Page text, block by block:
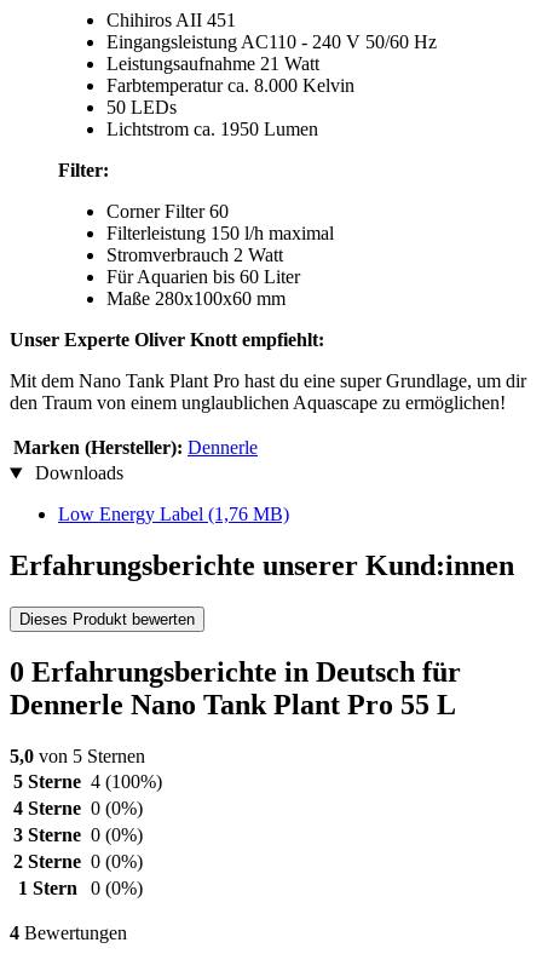
Chihiros AII 451
Eingangsleistung AC110 - 240 V 50/60 Hz
Leistungsaufnahme 21 Watt
Farbtemperatur ca. 8.000 Kelvin
50 LEDs
Lichtstrom ca. 1950 Lumen
Filter:
Corner Filter 60
Filterleistung 150 l/h maximal
Stromverbrauch 2 Watt
Für Aquarien bis 60 Liter
Maße 280x100x60 mm
Unser Experte Oliver Knott empfiehlt:
Mit dem Nano Tank Plant Pro hast du eine super Grundlage, um dir
den Traum von einem unglaublichen Aquascape zu ermöglichen!
Marken (Hersteller): Dennerle
Downloads
Low Energy Label (1,76 MB)
Erfahrungsberichte unserer Kund:innen
Dieses Produkt bewerten
0 Erfahrungsberichte in Deutsch für
Dennerle Nano Tank Plant Pro 55 L
5,0 von 5 Sternen
5 Sterne 4 (100%)
4 Sterne 0 (0%)
3 Sterne 0 (0%)
2 Sterne 0 (0%)
1 Stern
0 (0%)
4 Bewertungen